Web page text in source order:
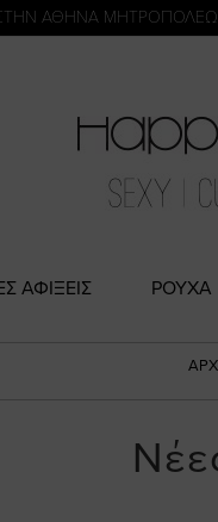
ΑΘΗΝΑ
ΑΦΙΞΕΙΣ ΡΟΥΧΑ